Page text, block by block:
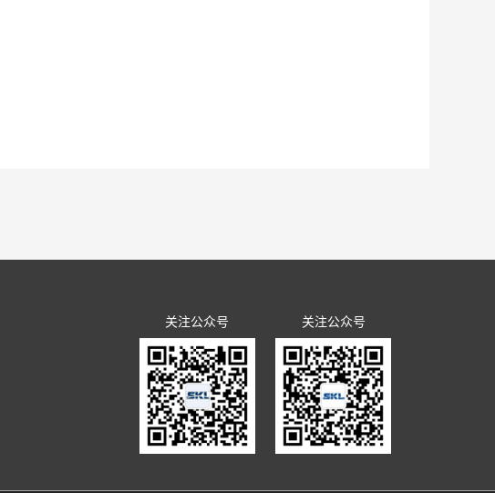
关注公众号 关注公众号